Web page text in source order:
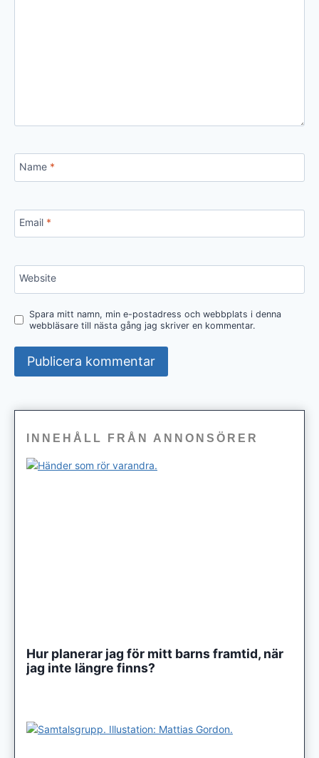
Name *
Email *
Website
Spara mitt namn, min e-postadress och webbplats i denna
webbläsare till nästa gång jag skriver en kommentar.
INNEHÅLL FRÅN ANNONSÖRER
Hur planerar jag för mitt barns framtid, när
jag inte längre finns?